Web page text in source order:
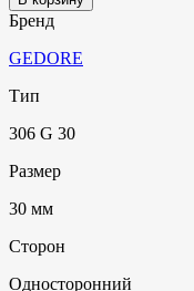
Бренд
GEDORE
Тип
306 G 30
Размер
30 мм
Сторон
Односторонний